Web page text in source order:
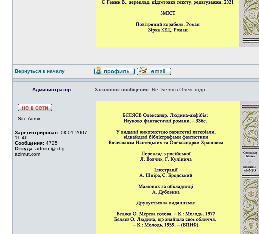
Вернуться к началу
Администратор Заголовок сообщения: Re: Беляєв Олександр
Site Admin
Зарегистрирован: 08.01.2007
11:46
Сообщения: 4725
Откуда: admin @ rbg-
azimut.com